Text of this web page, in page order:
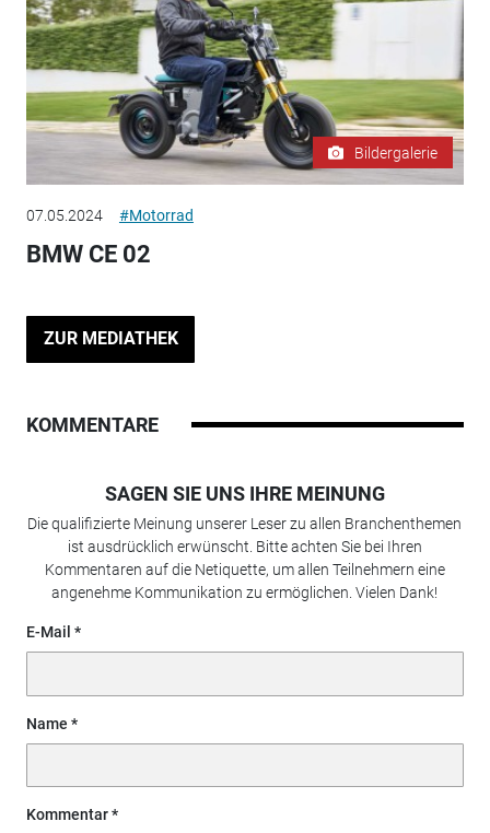
Bildergalerie
07.05.2024 #Motorrad
BMW CE 02
ZUR MEDIATHEK
KOMMENTARE
SAGEN SIE UNS IHRE MEINUNG
Die qualifizierte Meinung unserer Leser zu allen Branchenthemen
ist ausdrücklich erwünscht. Bitte achten Sie bei Ihren
Kommentaren auf die Netiquette, um allen Teilnehmern eine
angenehme Kommunikation zu ermöglichen. Vielen Dank!
E-Mail
Name
Kommentar